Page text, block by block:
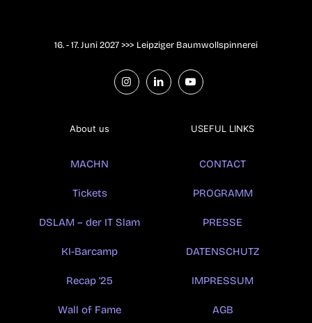
16. - 17. Juni 2027 >>> Leipziger Baumwollspinnerei
About us
MACHN
Tickets
DSLAM – der IT Slam
KI-Barcamp
Recap ’25
Wall of Fame
USEFUL LINKS
CONTACT
PROGRAMM
PRESSE
DATENSCHUTZ
IMPRESSUM
AGB